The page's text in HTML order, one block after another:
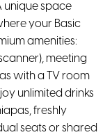
unique space
your Basic
amenities:
meeting
with a TV room
unlimited drinks
freshly
seats or shared